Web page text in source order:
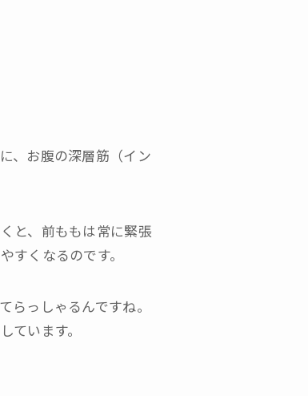
、お腹の深層筋（イン
と、前ももは常に緊張
すくなるのです。
らっしゃるんですね。
います。